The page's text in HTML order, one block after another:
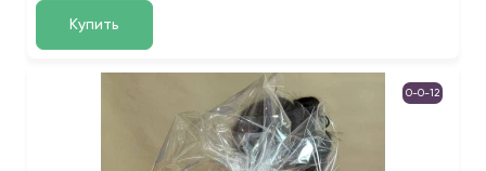
Купить
0-0-12